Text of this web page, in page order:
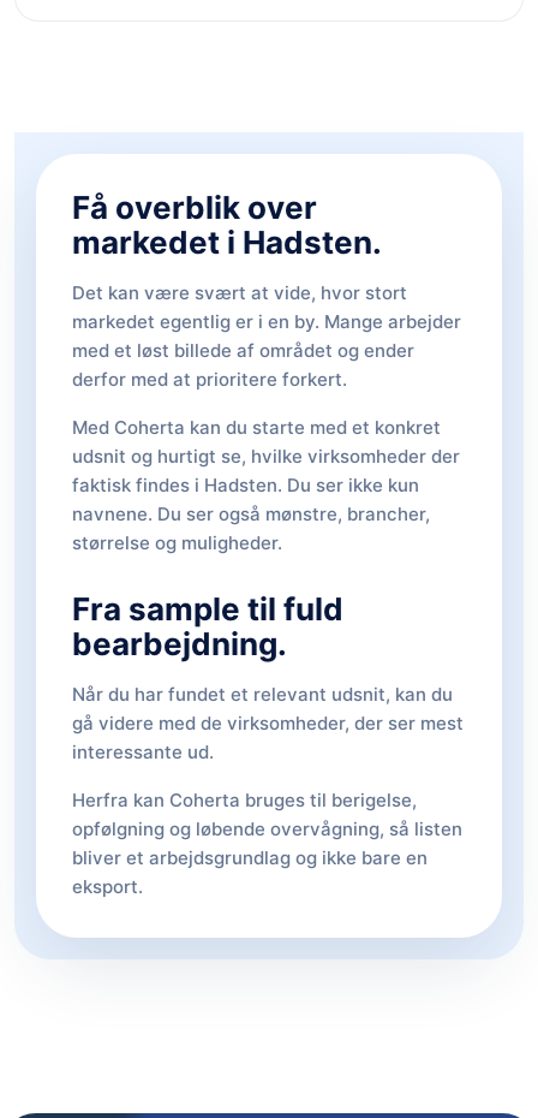
Få overblik over
markedet i Hadsten.
Det kan være svært at vide, hvor stort
markedet egentlig er i en by. Mange arbejder
med et løst billede af området og ender
derfor med at prioritere forkert.
Med Coherta kan du starte med et konkret
udsnit og hurtigt se, hvilke virksomheder der
faktisk findes i Hadsten. Du ser ikke kun
navnene. Du ser også mønstre, brancher,
størrelse og muligheder.
Fra sample til fuld
bearbejdning.
Når du har fundet et relevant udsnit, kan du
gå videre med de virksomheder, der ser mest
interessante ud.
Herfra kan Coherta bruges til berigelse,
opfølgning og løbende overvågning, så listen
bliver et arbejdsgrundlag og ikke bare en
eksport.